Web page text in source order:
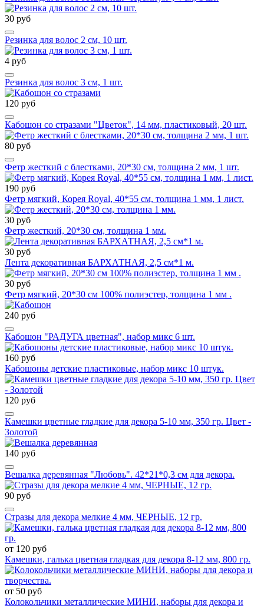
30 руб
Резинка для волос 2 см, 10 шт.
4 руб
Резинка для волос 3 см, 1 шт.
120 руб
Кабошон со стразами "Цветок", 14 мм, пластиковый, 20 шт.
80 руб
Фетр жесткий с блестками, 20*30 см, толщина 2 мм, 1 шт.
190 руб
Фетр мягкий, Корея Royal, 40*55 см, толщина 1 мм, 1 лист.
30 руб
Фетр жесткий, 20*30 см, толщина 1 мм.
30 руб
Лента декоративная БАРХАТНАЯ, 2,5 см*1 м.
30 руб
Фетр мягкий, 20*30 см 100% полиэстер, толщина 1 мм .
240 руб
Кабошон "РАДУГА цветная", набор микс 6 шт.
160 руб
Кабошоны детские пластиковые, набор микс 10 штук.
120 руб
Камешки цветные гладкие для декора 5-10 мм, 350 гр. Цвет -
Золотой
140 руб
Вешалка деревянная "Любовь". 42*21*0,3 см для декора.
90 руб
Стразы для декора мелкие 4 мм, ЧЕРНЫЕ, 12 гр.
от 120 руб
Камешки, галька цветная гладкая для декора 8-12 мм, 800 гр.
от 50 руб
Колокольчики металлические МИНИ, наборы для декора и